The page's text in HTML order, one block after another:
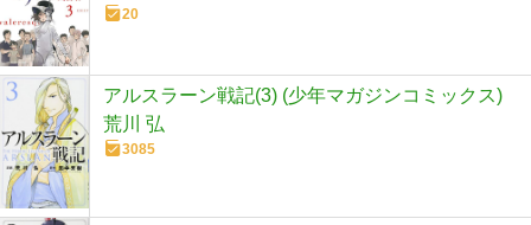
20
アルスラーン戦記(3) (少年マガジンコミックス)
荒川 弘
3085